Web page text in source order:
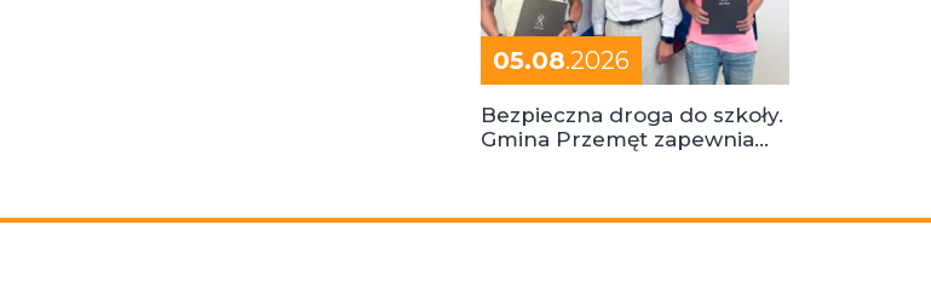
05.08.2026
Bezpieczna droga do szkoły.
Gmina Przemęt zapewnia